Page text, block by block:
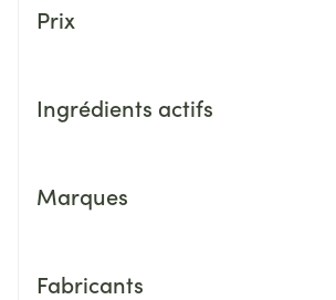
Prix
Ingrédients actifs
Marques
Fabricants